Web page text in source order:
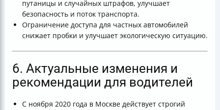
путаницы и случайных штрафов, улучшает
безопасность и поток транспорта.
Ограничение доступа для частных автомобилей
снижает пробки и улучшает экологическую ситуацию.
6. Актуальные изменения и
рекомендации для водителей
С ноября 2020 года в Москве действует строгий